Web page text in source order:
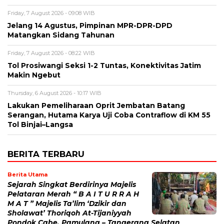
Friday, 7 August 2026 - 09:08 WIB
Jelang 14 Agustus, Pimpinan MPR-DPR-DPD
Matangkan Sidang Tahunan
Friday, 7 August 2026 - 08:22 WIB
Tol Prosiwangi Seksi 1-2 Tuntas, Konektivitas Jatim
Makin Ngebut
Thursday, 6 August 2026 - 10:17 WIB
Lakukan Pemeliharaan Oprit Jembatan Batang
Serangan, Hutama Karya Uji Coba Contraflow di KM 55
Tol Binjai–Langsa
BERITA TERBARU
Berita Utama
Sejarah Singkat Berdirinya Majelis
Pelataran Merah “ B A I T U R R A H
M A T ” Majelis Ta’lim ‘Dzikir dan
Sholawat’ Thoriqoh At-Tijaniyyah
Pondok Cabe, Pamulang – Tangerang Selatan